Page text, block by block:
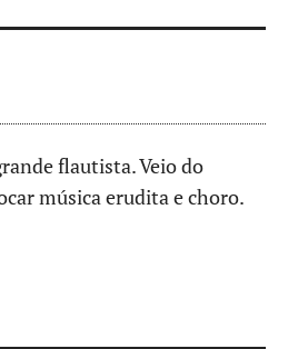
flautista. Veio do
música erudita e choro.